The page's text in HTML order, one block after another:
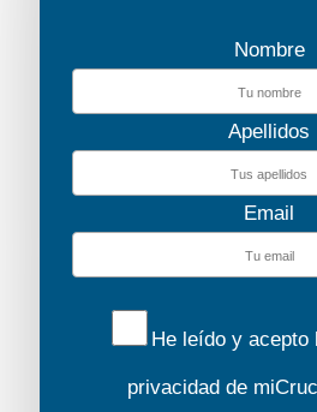
Nombre
Apellidos
Email
He leído y acepto
privacidadde